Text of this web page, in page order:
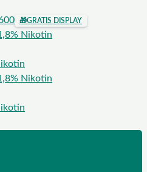
🎁GRATIS DISPLAY
Nikotin
Nikotin